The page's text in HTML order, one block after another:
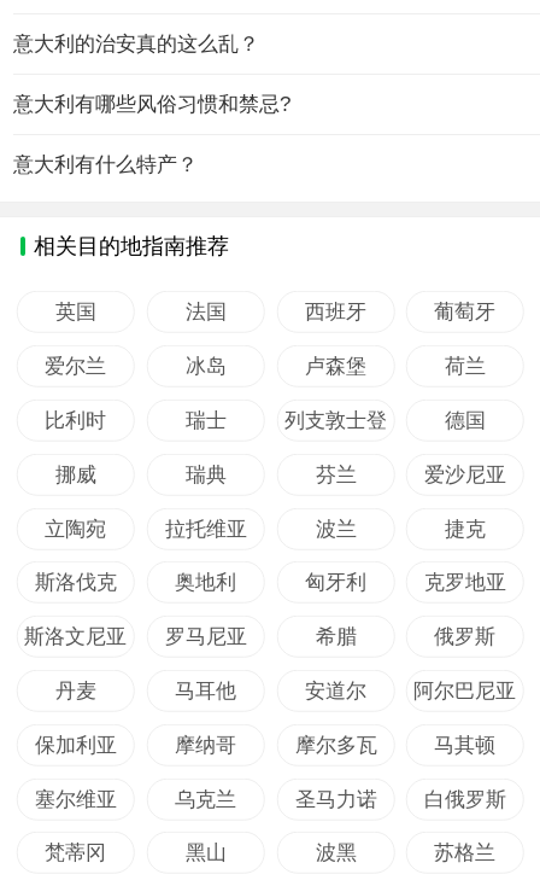
意大利的治安真的这么乱？
意大利有哪些风俗习惯和禁忌?
意大利有什么特产？
相关目的地指南推荐
英国 法国 西班牙 葡萄牙
爱尔兰 冰岛 卢森堡 荷兰
比利时 瑞士 列支敦士登 德国
挪威 瑞典 芬兰 爱沙尼亚
立陶宛 拉托维亚 波兰 捷克
斯洛伐克 奥地利 匈牙利 克罗地亚
斯洛文尼亚 罗马尼亚 希腊 俄罗斯
丹麦 马耳他 安道尔 阿尔巴尼亚
保加利亚 摩纳哥 摩尔多瓦 马其顿
塞尔维亚 乌克兰 圣马力诺 白俄罗斯
梵蒂冈 黑山 波黑 苏格兰